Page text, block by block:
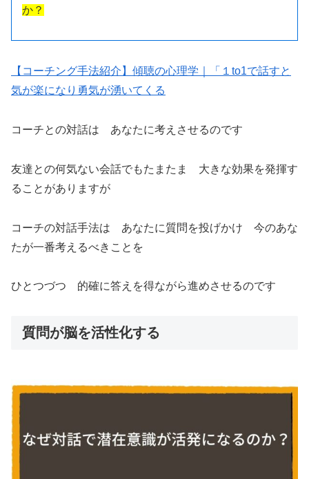
か？
【コーチング手法紹介】傾聴の心理学｜「１to1で話すと
気が楽になり勇気が湧いてくる
コーチとの対話は あなたに考えさせるのです
友達との何気ない会話でもたまたま 大きな効果を発揮す
ることがありますが
コーチの対話手法は あなたに質問を投げかけ 今のあな
たが一番考えるべきことを
ひとつづつ 的確に答えを得ながら進めさせるのです
質問が脳を活性化する